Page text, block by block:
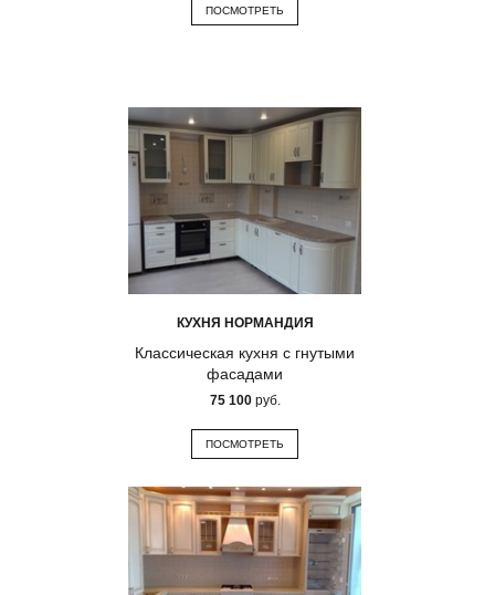
ПОСМОТРЕТЬ
КУХНЯ НОРМАНДИЯ
Классическая кухня с гнутыми
фасадами
75 100руб.
ПОСМОТРЕТЬ